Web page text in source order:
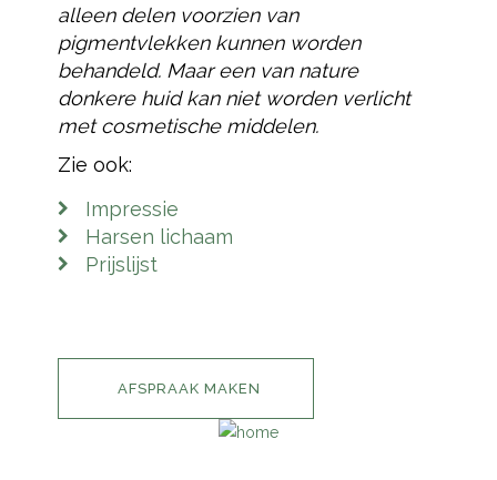
alleen delen voorzien van
pigmentvlekken kunnen worden
behandeld. Maar een van nature
donkere huid kan niet worden verlicht
met cosmetische middelen.
Zie ook:
Impressie
Harsen lichaam
Prijslijst
AFSPRAAK MAKEN